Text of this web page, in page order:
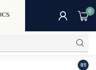
0
8.5